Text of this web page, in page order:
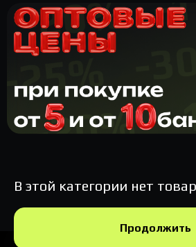
В этой категории нет
Продолжить